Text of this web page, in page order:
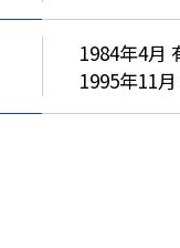
1984年4月
1995年11